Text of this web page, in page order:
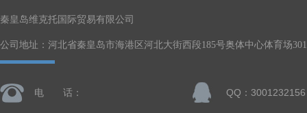
秦皇岛维克托国际贸易有限公司
公司地址：河北省秦皇岛市海港区河北大街西段185号奥体中心体育场
电 话： QQ：3001232156